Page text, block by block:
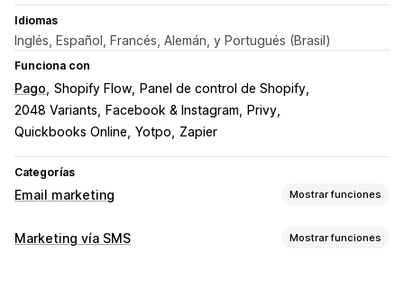
Idiomas
Inglés, Español, Francés, Alemán, y Portugués (Brasil)
Funciona con
Pago Shopify Flow
Panel de control de Shopify
2048 Variants
Facebook & Instagram
Privy
Quickbooks Online Yotpo Zapier
Categorías
Email marketing Mostrar funciones
Tipos de campañas de marketing
Marketing vía SMS Mostrar funciones